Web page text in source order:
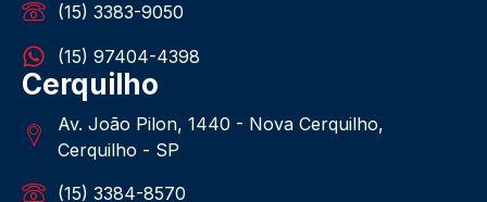
(15) 3383-9050
(15) 97404-4398
Cerquilho
Av. João Pilon, 1440 - Nova Cerquilho,
Cerquilho - SP
(15) 3384-8570